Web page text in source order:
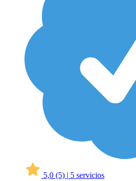
5,0 (5) | 5 servicios